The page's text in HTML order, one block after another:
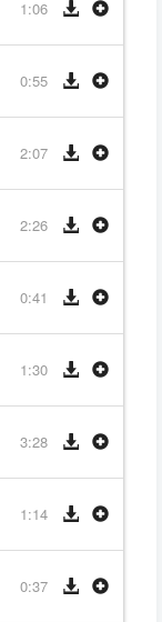
1:06
0:55
2:07
2:26
0:41
1:30
3:28
1:14
0:37